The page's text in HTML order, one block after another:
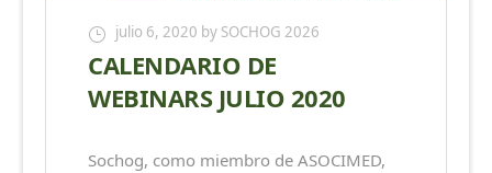
julio 6, 2020 by SOCHOG 2026
CALENDARIO DE
WEBINARS JULIO 2020
Sochog, como miembro de ASOCIMED,